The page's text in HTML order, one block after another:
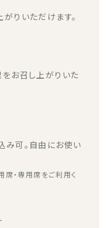
りいただけます。
お召し上がりいた
み可。自由にお使い
・専用席をご利用く